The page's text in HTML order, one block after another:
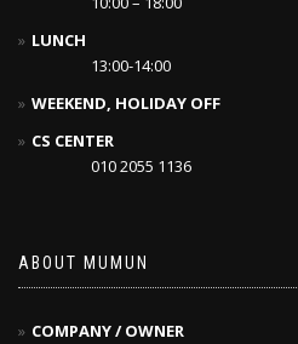
LUNCH
13:00-14:00
WEEKEND, HOLIDAY OFF
CS CENTER
010 2055 1136
ABOUT MUMUN
COMPANY / OWNER